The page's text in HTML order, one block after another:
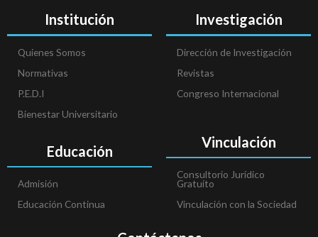
Institución
Quienes Somos
Normativas
P.E.D.I
Bienestar Universitario
Educación
Admisión
Educación Continua
Investigación
Dirección de Investigación
Revistas
Congreso Internacional
Vinculación
Consultorio Jurídico
Gratuito
Vinculación con la Sociedad